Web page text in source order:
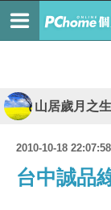
山居歲月之
2010-10-18 22:07:58
台中誠品